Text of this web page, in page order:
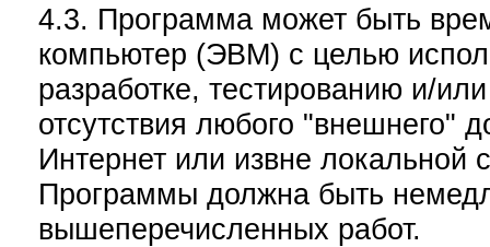
4.3. Программа может быть
компьютер (ЭВМ) с целью
разработке, тестированию и/
отсутствия любого "внешнего"
Интернет или извне локальной
Программы должна быть
вышеперечисленных работ.